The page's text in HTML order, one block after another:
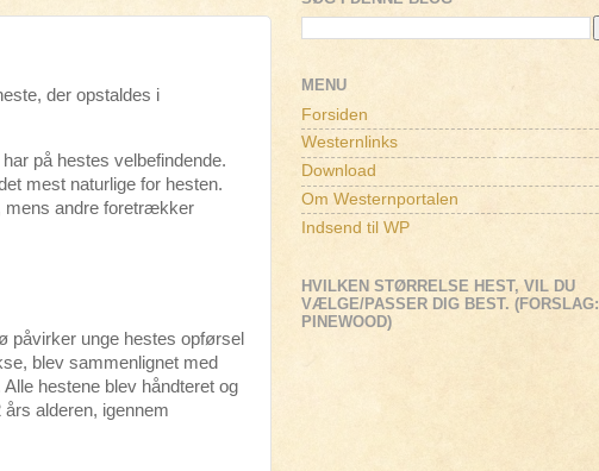
der opstaldes i
på hestes velbefindende.
mest naturlige for hesten.
mens andre foretrækker
påvirker unge hestes opførsel
blev sammenlignet med
hestene blev håndteret og
alderen, igennem
MENU
Forsiden
Westernlinks
Download
Om Westernportalen
Indsend til WP
HVILKEN STØRRELSE HEST, VIL DU
VÆLGE/PASSER DIG BEST. (FORSLAG:
PINEWOOD)